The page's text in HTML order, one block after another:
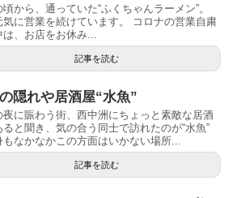
から、通っていた“ふくちゃんラーメン”。
気に営業を続けています。 コロナの営業自粛
は、お店をお休み...
記事を読む
隠れや居酒屋“水魚”
夜に賑わう街、西中洲にちょっと素敵な居酒
ると聞き、気の合う同士で訪れたのが“水魚”
もなかなかこの方面はいかない場所...
記事を読む